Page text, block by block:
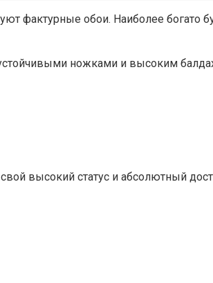
фактурные обои. Наиболее богато
ножками и высоким
высокий статус и абсолютный